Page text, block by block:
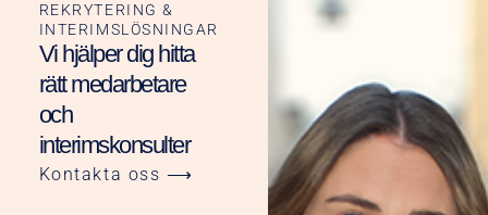
REKRYTERING &
INTERIMSLÖSNINGAR
Vi hjälper dig hitta
rätt medarbetare
och
interimskonsulter
Kontakta oss ⟶